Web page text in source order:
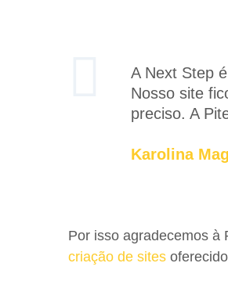
A Next Step
Nosso site
preciso. A
Karolina
Por isso agradecemos à
criação de sites